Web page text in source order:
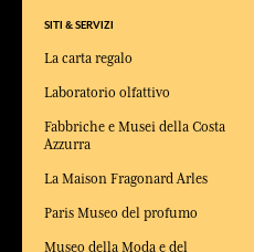
SITI & SERVIZI
La carta regalo
Laboratorio olfattivo
Fabbriche e Musei della Costa
Azzurra
La Maison Fragonard Arles
Paris Museo del profumo
Museo della Moda e del